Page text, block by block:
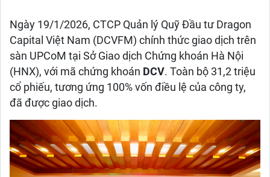
Ngày 19/1/2026, CTCP Quản lý Quỹ Đầu tư Dragon
Capital Việt Nam (DCVFM) chính thức giao dịch trên
sàn UPCoM tại Sở Giao dịch Chứng khoán Hà Nội
(HNX), với mã chứng khoán DCV. Toàn bộ 31,2 triệu
cổ phiếu, tương ứng 100% vốn điều lệ của công ty,
đã được giao dịch.